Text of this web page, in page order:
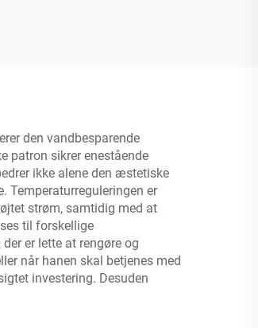
den vandbesparende
patron sikrer enestående
ikke alene den æstetiske
Temperaturreguleringen er
strøm, samtidig med at
til forskellige
er lette at rengøre og
når hanen skal betjenes med
investering. Desuden